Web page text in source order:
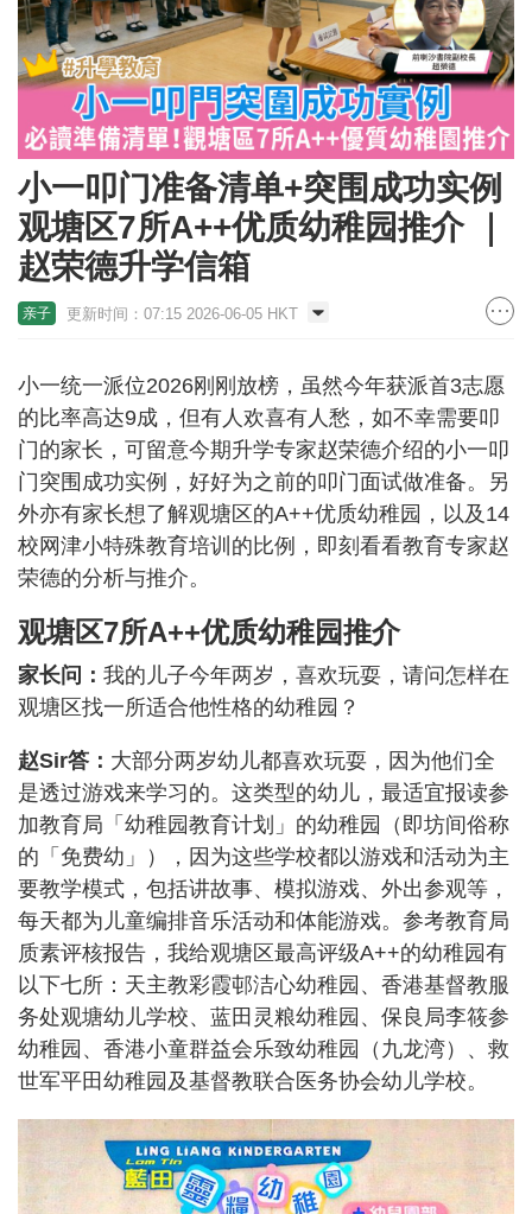
小一叩门准备清单+突围成功实例
观塘区7所A++优质幼稚园推介 ｜
赵荣德升学信箱
亲子 更新时间：07:15 2026-06-05 HKT
小一统一派位2026刚刚放榜，虽然今年获派首3志愿
的比率高达9成，但有人欢喜有人愁，如不幸需要叩
门的家长，可留意今期升学专家赵荣德介绍的小一叩
门突围成功实例，好好为之前的叩门面试做准备。另
外亦有家长想了解观塘区的A++优质幼稚园，以及14
校网津小特殊教育培训的比例，即刻看看教育专家赵
荣德的分析与推介。
观塘区7所A++优质幼稚园推介
家长问： 我的儿子今年两岁，喜欢玩耍，请问怎样在
观塘区找一所适合他性格的幼稚园？
赵Sir答： 大部分两岁幼儿都喜欢玩耍，因为他们全
是透过游戏来学习的。这类型的幼儿，最适宜报读参
加教育局「幼稚园教育计划」的幼稚园（即坊间俗称
的「免费幼」），因为这些学校都以游戏和活动为主
要教学模式，包括讲故事、模拟游戏、外出参观等，
每天都为儿童编排音乐活动和体能游戏。参考教育局
质素评核报告，我给观塘区最高评级A++的幼稚园有
以下七所：天主教彩霞邨洁心幼稚园、香港基督教服
务处观塘幼儿学校、蓝田灵粮幼稚园、保良局李筱参
幼稚园、香港小童群益会乐致幼稚园（九龙湾）、救
世军平田幼稚园及基督教联合医务协会幼儿学校。